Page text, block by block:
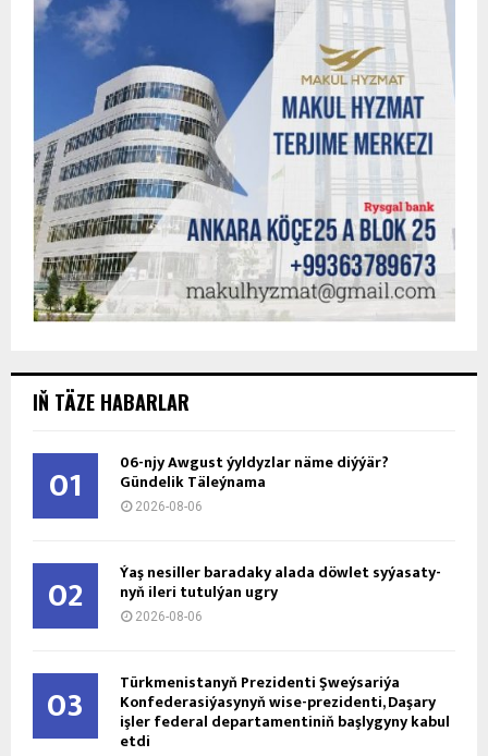
IŇ TÄZE HABARLAR
01 06-njy Awgust ýyldyzlar näme diýýär?
Gündelik Täleýnama
2026-08-06
02 Ýaş ne­sil­ler ba­ra­da­ky ala­da döw­let sy­ýa­sa­ty­
nyň ile­ri tu­tul­ýan ug­ry
2026-08-06
03 Türkmenistanyň Prezidenti Şweýsariýa
Konfederasiýasynyň wise-prezidenti, Daşary
işler federal departamentiniň başlygyny kabul
etdi